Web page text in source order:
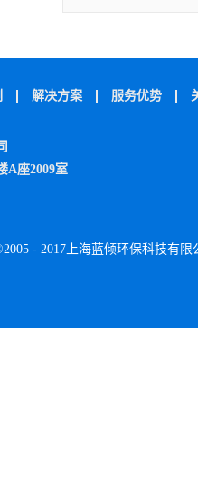
解决方案 服务优势
A座2009室
- 2017上海蓝倾环保科技有限